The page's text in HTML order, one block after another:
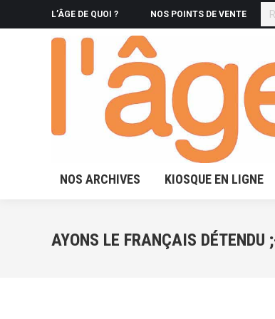
L’ÂGE DE QUOI ? NOS POINTS DE VENTE
NOS ARCHIVES KIOSQUE EN LIGNE
AYONS LE FRANÇAIS DÉTENDU
NOS ARCHIVES